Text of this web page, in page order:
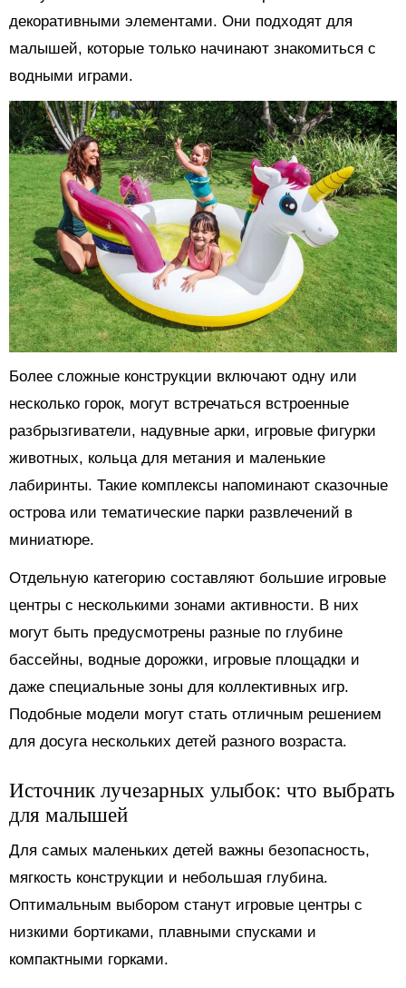
декоративными элементами. Они подходят для
малышей, которые только начинают знакомиться с
водными играми.
Более сложные конструкции включают одну или
несколько горок, могут встречаться встроенные
разбрызгиватели, надувные арки, игровые фигурки
животных, кольца для метания и маленькие
лабиринты. Такие комплексы напоминают сказочные
острова или тематические парки развлечений в
миниатюре.
Отдельную категорию составляют большие игровые
центры с несколькими зонами активности. В них
могут быть предусмотрены разные по глубине
бассейны, водные дорожки, игровые площадки и
даже специальные зоны для коллективных игр.
Подобные модели могут стать отличным решением
для досуга нескольких детей разного возраста.
Источник лучезарных улыбок: что выбрать
для малышей
Для самых маленьких детей важны безопасность,
мягкость конструкции и небольшая глубина.
Оптимальным выбором станут игровые центры с
низкими бортиками, плавными спусками и
компактными горками.